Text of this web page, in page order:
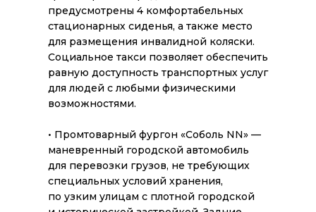
предусмотрены 4 комфортабельных
стационарных сиденья, а также место
для размещения инвалидной коляски.
Социальное такси позволяет обеспечить
равную доступность транспортных услуг
для людей с любыми физическими
возможностями.
• Промтоварный фургон «Соболь NN» —
маневренный городской автомобиль
для перевозки грузов, не требующих
специальных условий хранения,
по узким улицам с плотной городской